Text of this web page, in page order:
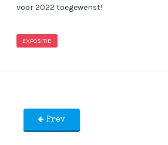
voor 2022 toegewenst!
EXPOSITIE
Prev